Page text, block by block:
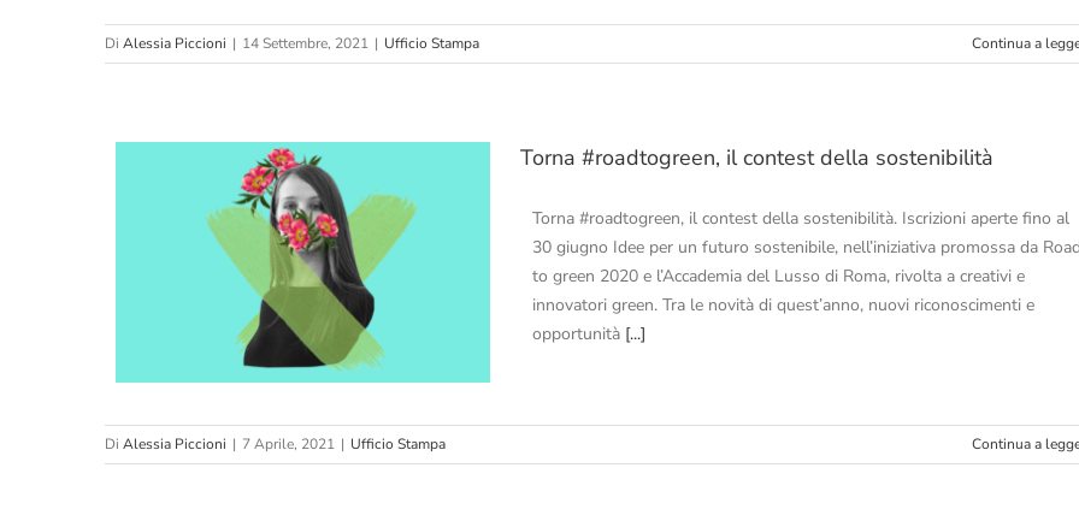
Di Alessia Piccioni | 14 Settembre, 2021 | Ufficio Stampa Continua a
Torna #roadtogreen, il contest della sostenibilità
Torna #roadtogreen, il contest della sostenibilità. Iscrizioni aperte fino al
30 giugno Idee per un futuro sostenibile, nell’iniziativa promossa da Road
to green 2020 e l’Accademia del Lusso di Roma, rivolta a creativi e
innovatori green. Tra le novità di quest’anno, nuovi riconoscimenti e
opportunità [...]
Di Alessia Piccioni | 7 Aprile, 2021 | Ufficio Stampa Continua a